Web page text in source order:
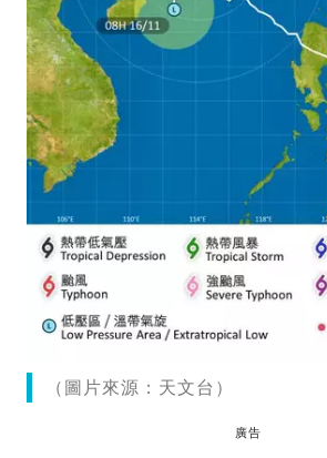
（圖片來源：天文台）
廣告